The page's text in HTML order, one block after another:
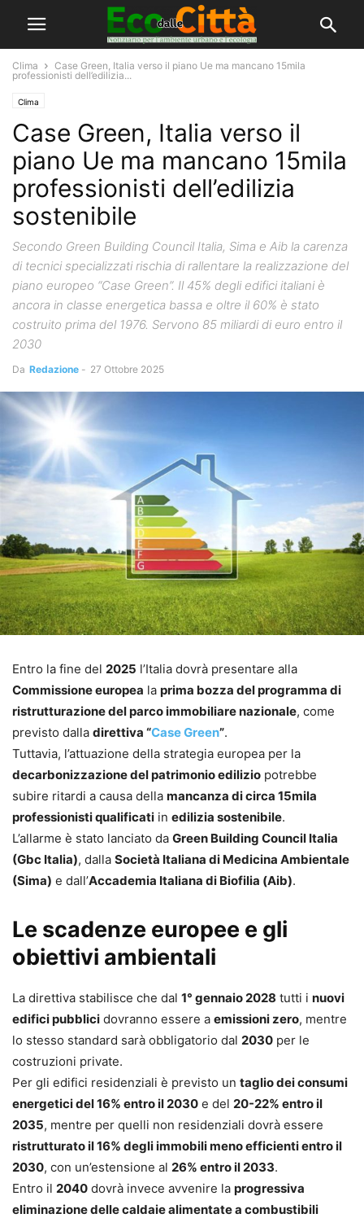
Clima
Case Green, Italia verso il piano Ue ma mancano 15mila
professionisti dell’edilizia...
Clima
Case Green, Italia verso il
piano Ue ma mancano 15mila
professionisti dell’edilizia
sostenibile
Secondo Green Building Council Italia, Sima e Aib la carenza
di tecnici specializzati rischia di rallentare la realizzazione del
piano europeo “Case Green”. Il 45% degli edifici italiani è
ancora in classe energetica bassa e oltre il 60% è stato
costruito prima del 1976. Servono 85 miliardi di euro entro il
2030
Da Redazione - 27 Ottobre 2025
Entro la fine del 2025 l’Italia dovrà presentare alla
Commissione europea la prima bozza del programma di
ristrutturazione del parco immobiliare nazionale, come
previsto dalla direttiva “Case Green”.
Tuttavia, l’attuazione della strategia europea per la
decarbonizzazione del patrimonio edilizio potrebbe
subire ritardi a causa della mancanza di circa 15mila
professionisti qualificati in edilizia sostenibile.
L’allarme è stato lanciato da Green Building Council Italia
(Gbc Italia), dalla Società Italiana di Medicina Ambientale
(Sima) e dall’Accademia Italiana di Biofilia (Aib).
Le scadenze europee e gli
obiettivi ambientali
La direttiva stabilisce che dal 1° gennaio 2028 tutti i nuovi
edifici pubblici dovranno essere a emissioni zero, mentre
lo stesso standard sarà obbligatorio dal 2030 per le
costruzioni private.
Per gli edifici residenziali è previsto un taglio dei consumi
energetici del 16% entro il 2030 e del 20-22% entro il
2035, mentre per quelli non residenziali dovrà essere
ristrutturato il 16% degli immobili meno efficienti entro il
2030, con un’estensione al 26% entro il 2033.
Entro il 2040 dovrà invece avvenire la progressiva
eliminazione delle caldaie alimentate a combustibili